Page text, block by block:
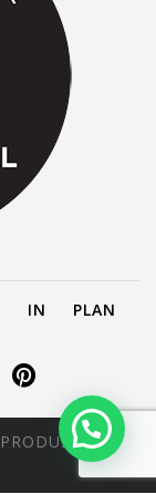
IN
PLAN
PRODUZIDO